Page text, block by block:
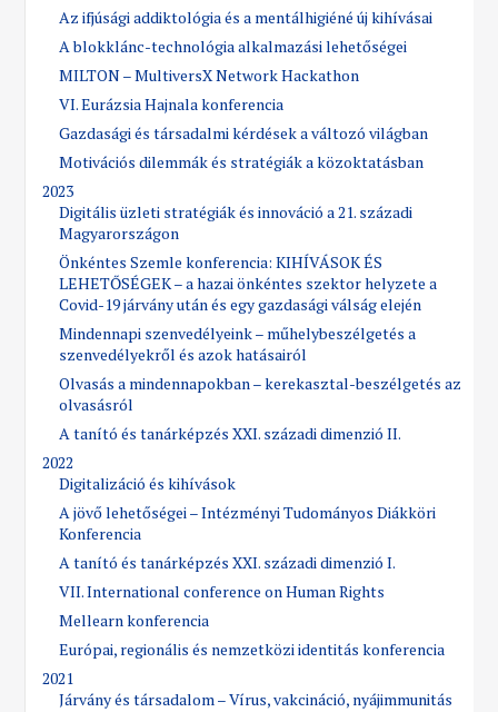
Az ifjúsági addiktológia és a mentálhigiéné új kihívásai
A blokklánc-technológia alkalmazási lehetőségei
MILTON – MultiversX Network Hackathon
VI. Eurázsia Hajnala konferencia
Gazdasági és társadalmi kérdések a változó világban
Motivációs dilemmák és stratégiák a közoktatásban
2023
Digitális üzleti stratégiák és innováció a 21. századi
Magyarországon
Önkéntes Szemle konferencia: KIHÍVÁSOK ÉS
LEHETŐSÉGEK – a hazai önkéntes szektor helyzete a
Covid-19 járvány után és egy gazdasági válság elején
Mindennapi szenvedélyeink – műhelybeszélgetés a
szenvedélyekről és azok hatásairól
Olvasás a mindennapokban – kerekasztal-beszélgetés az
olvasásról
A tanító és tanárképzés XXI. századi dimenzió II.
2022
Digitalizáció és kihívások
A jövő lehetőségei – Intézményi Tudományos Diákköri
Konferencia
A tanító és tanárképzés XXI. századi dimenzió I.
VII. International conference on Human Rights
Mellearn konferencia
Európai, regionális és nemzetközi identitás konferencia
2021
Járvány és társadalom – Vírus, vakcináció, nyájimmunitás